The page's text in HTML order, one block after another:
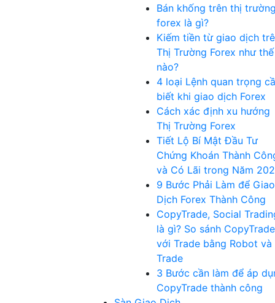
Bán khống trên thị trường
forex là gì?
Kiếm tiền từ giao dịch
Thị Trường Forex như thế
nào?
4 loại Lệnh quan trọng
biết khi giao dịch Forex
Cách xác định xu hướng
Thị Trường Forex
Tiết Lộ Bí Mật Đầu Tư
Chứng Khoán Thành
và Có Lãi trong Năm
9 Bước Phải Làm để Giao
Dịch Forex Thành Công
CopyTrade, Social
là gì? So sánh CopyTrade
với Trade bằng Robot và
Trade
3 Bước cần làm để áp
CopyTrade thành công